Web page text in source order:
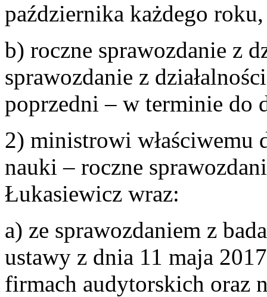
października każdego roku,
b) roczne sprawozdanie z
sprawozdanie z
poprzedni – w terminie do
2) ministrowi właściwemu
nauki – roczne
Łukasiewicz wraz:
a) ze sprawozdaniem z
ustawy z dnia 11 maja
firmach audytorskich oraz